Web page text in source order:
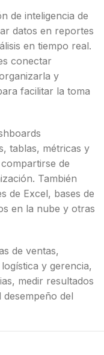
de inteligencia de
datos en reportes
en tiempo real.
conectar
y
facilitar la toma
tablas, métricas y
de
También
de Excel, bases de
en la nube y otras
de ventas,
y gerencia,
medir resultados
del